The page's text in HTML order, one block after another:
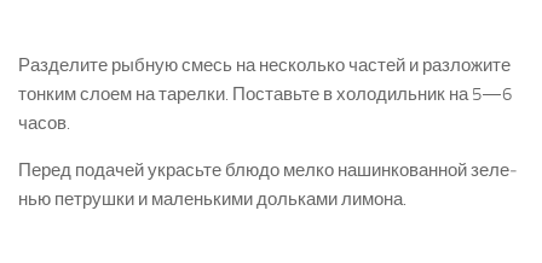
Разделите рыбную смесь на несколько частей и разложите
тон­ким слоем на тарелки. Поставьте в холодильник на 5—6
часов.
Перед подачей украсьте блюдо мелко нашинкованной зеле­
нью петрушки и маленькими дольками лимона.